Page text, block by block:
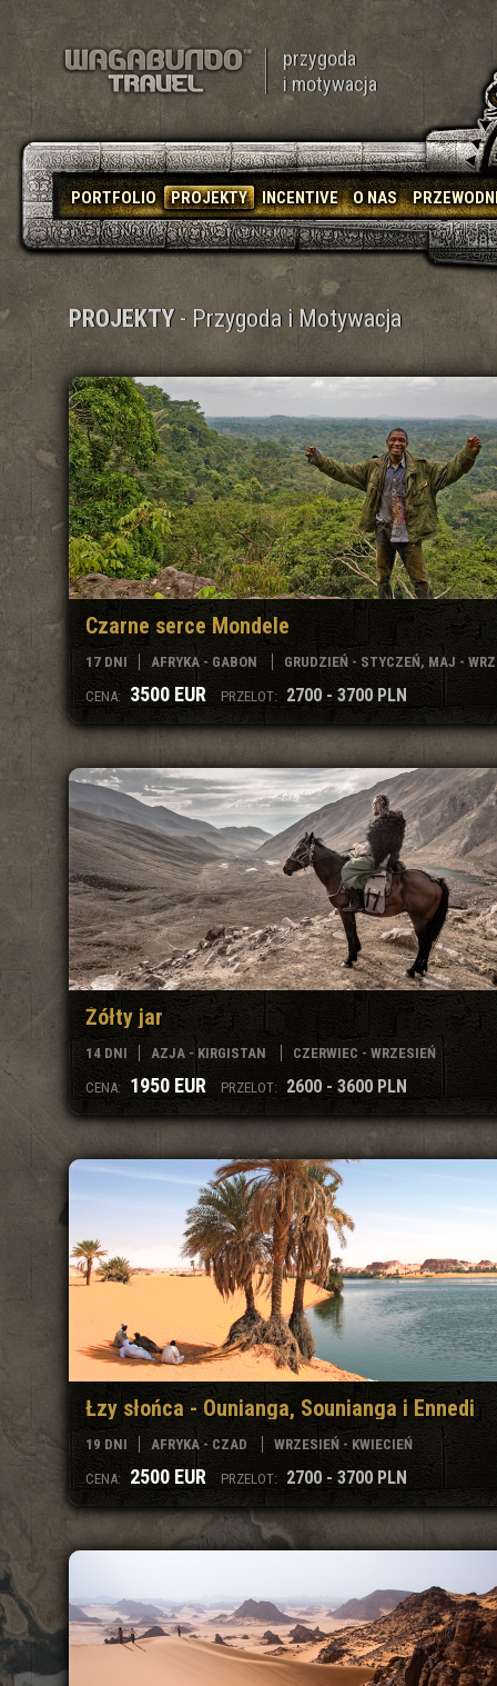
przygoda
i motywacja
PORTFOLIO PROJEKTY INCENTIVE O NAS
PROJEKTY- Przygoda i Motywacja
Czarne serce Mondele
17 DNI AFRYKA - GABON GRUDZIEŃ - STYCZEŃ, MAJ -
CENA: 3500 EUR PRZELOT: 2700 - 3700 PLN
Żółty jar
14 DNI AZJA - KIRGISTAN CZERWIEC - WRZESIEŃ
CENA: 1950 EUR PRZELOT: 2600 - 3600 PLN
Łzy słońca - Ounianga, Sounianga i Ennedi
19 DNI AFRYKA - CZAD WRZESIEŃ - KWIECIEŃ
CENA: 2500 EUR PRZELOT: 2700 - 3700 PLN